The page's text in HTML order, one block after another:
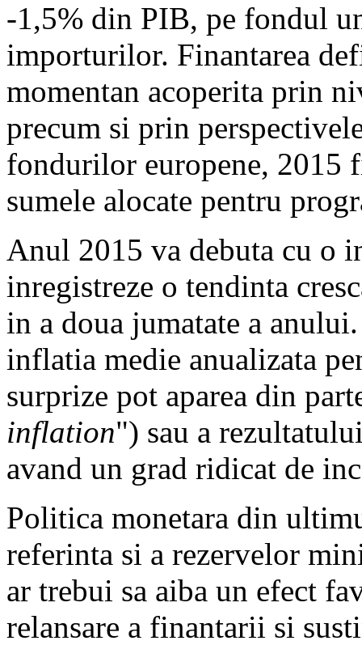
-1,5% din PIB, pe fondul
importurilor. Finantarea
momentan acoperita prin
precum si prin
fondurilor europene, 2015
sumele alocate pentru
Anul 2015 va debuta cu o
inregistreze o tendinta
in a doua jumatate a
inflatia medie anualizata
surprize pot aparea din
inflation") sau a
avand un grad ridicat de
Politica monetara din
referinta si a rezervelor
ar trebui sa aiba un efect
relansare a finantarii si